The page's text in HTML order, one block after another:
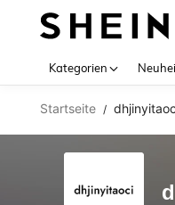
Kategorien
Startseite /